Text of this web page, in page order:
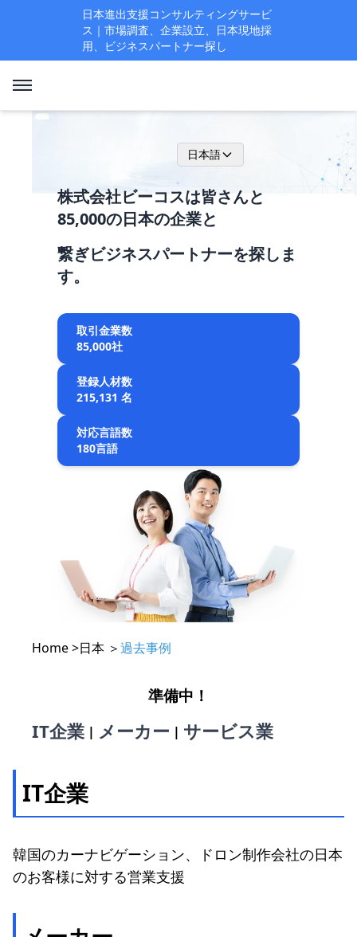
日本進出支援コンサルティングサービ
ス｜市場調査、企業設立、日本現地採
用、ビジネスパートナー探し
日本語
株式会社ビーコスは皆さんと
85,000の日本の企業と
繋ぎビジネスパートナーを探しま
す。
取引金業数
85,000社
登録人材数
215,131 名
対応言語数
180言語
Home >日本 ＞過去事例
準備中！
IT企業 | メーカー | サービス業
IT企業
韓国のカーナビゲーション、ドロン制作会社の日本
のお客様に対する営業支援